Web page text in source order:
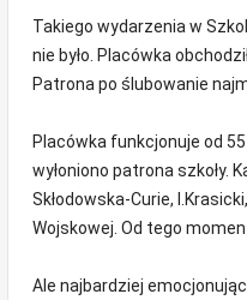
Takiego wydarzenia w
nie było. Placówka
Patrona po ślubowanie
Placówka funkcjonuje od
wyłoniono patrona szkoły.
Skłodowska-Curie,
Wojskowej. Od tego
Ale najbardziej